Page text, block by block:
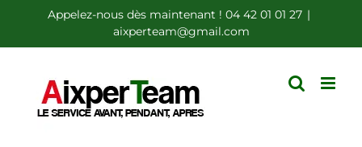
au
contenu
Appelez-nous dès maintenant ! 04 42 01 01 27 |
aixperteam@gmail.com